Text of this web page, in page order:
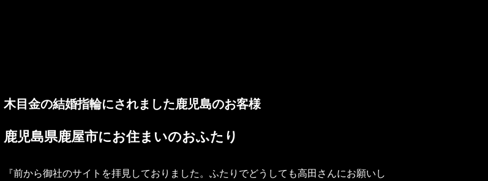
木目金の結婚指輪にされました鹿児島のお客様
鹿児島県鹿屋市にお住まいのおふたり
『前から御社のサイトを拝見しておりました。ふたりでどうしても高田さんにお願いし